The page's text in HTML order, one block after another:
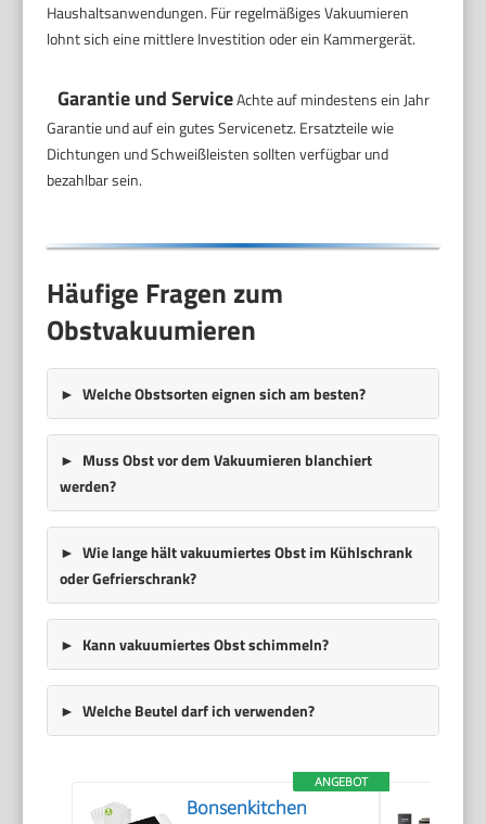
Haushaltsanwendungen. Für regelmäßiges Vakuumieren
lohnt sich eine mittlere Investition oder ein Kammergerät.
Garantie und ServiceAchte auf mindestens ein Jahr
Garantie und auf ein gutes Servicenetz. Ersatzteile wie
Dichtungen und Schweißleisten sollten verfügbar und
bezahlbar sein.
Häufige Fragen zum
Obstvakuumieren
Welche Obstsorten eignen sich am besten?
Muss Obst vor dem Vakuumieren blanchiert
werden?
Wie lange hält vakuumiertes Obst im Kühlschrank
oder Gefrierschrank?
Kann vakuumiertes Obst schimmeln?
Welche Beutel darf ich verwenden?
ANGEBOT
Bonsenkitchen